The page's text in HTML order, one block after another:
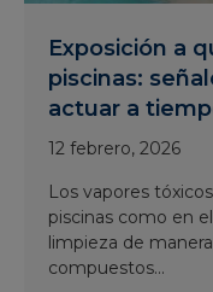
Exposición a
piscinas:
actuar a
12 febrero, 2026
Los vapores
piscinas como en
limpieza de
compuestos...